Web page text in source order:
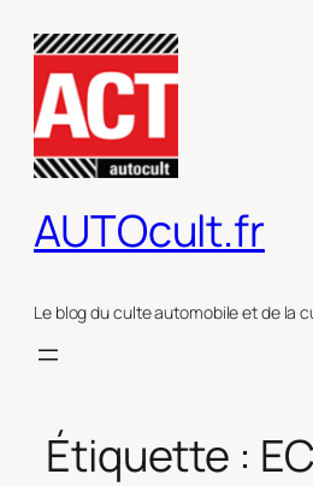
contenu
AUTOcult.fr
Le blog du culte automobile et de la
Étiquette :